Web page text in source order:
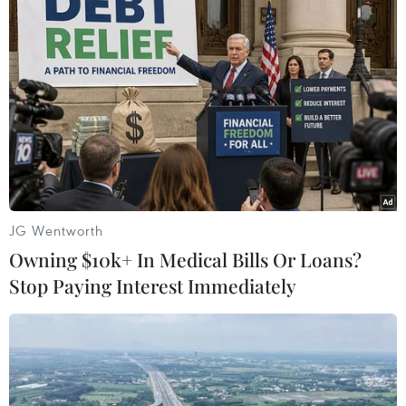
TIN LIÊN QUAN
JG Wentworth
Owning $10k+ In Medical Bills Or Loans?
Stop Paying Interest Immediately